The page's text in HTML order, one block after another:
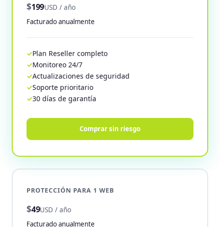
PROTECCIÓN PARA 1 WEB
$49USD / año
Facturado anualmente
$199USD / año
Facturado anualmente
Plan Reseller completo
Monitoreo 24/7
Actualizaciones de seguridad
Soporte prioritario
30 días de garantía
Comprar sin riesgo